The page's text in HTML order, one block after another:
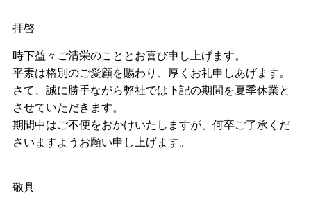
拝啓
時下益々ご清栄のこととお喜び申し上げます。
平素は格別のご愛顧を賜わり、厚くお礼申しあげます。
さて、誠に勝手ながら弊社では下記の期間を夏季休業と
させていただきます。
期間中はご不便をおかけいたしますが、何卒ご了承くだ
さいますようお願い申し上げます。
敬具